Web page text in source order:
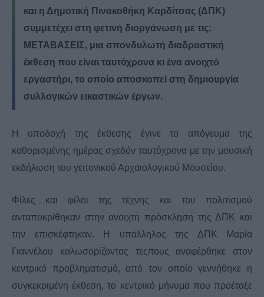
και η Δημοτική Πινακοθήκη Καρδίτσας (ΔΠΚ)
συμμετέχει στη φετινή διοργάνωση με τις:
ΜΕΤΑΒΑΣΕΙΣ, μια σπονδυλωτή διαδραστική
έκθεση που είναι ταυτόχρονα κι ένα ανοιχτό
εργαστήρι, το οποίο αποσκοπεί στη δημιουργία
συλλογικών εικαστικών έργων.
Η υποδοχή της έκθεσης έγινε το απόγευμα της
καθορισμένης ημέρας σχεδόν ταυτόχρονα με την μουσική
εκδήλωση του γειτονικού Αρχαιολογικού Μουσείου.
Φίλες και φίλοι της τέχνης και του πολιτισμού
ανταποκρίθηκαν στην ανοιχτή πρόσκληση της ΔΠΚ και
την επισκέφτηκαν. Η υπάλληλος της ΔΠΚ Μαρία
Γιαννέλου καλωσορίζοντας τες/τους αναφέρθηκε στον
κεντρικό προβληματισμό, από τον οποίο γεννήθηκε η
συγκεκριμένη έκθεση, το κεντρικό μήνυμα που προέταξε